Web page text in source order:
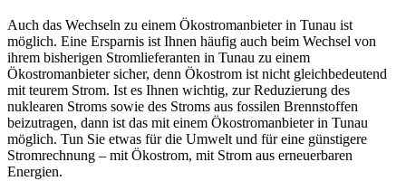
Auch das Wechseln zu einem Ökostromanbieter in Tunau ist
möglich. Eine Ersparnis ist Ihnen häufig auch beim Wechsel von
ihrem bisherigen Stromlieferanten in Tunau zu einem
Ökostromanbieter sicher, denn Ökostrom ist nicht gleichbedeutend
mit teurem Strom. Ist es Ihnen wichtig, zur Reduzierung des
nuklearen Stroms sowie des Stroms aus fossilen Brennstoffen
beizutragen, dann ist das mit einem Ökostromanbieter in Tunau
möglich. Tun Sie etwas für die Umwelt und für eine günstigere
Stromrechnung – mit Ökostrom, mit Strom aus erneuerbaren
Energien.